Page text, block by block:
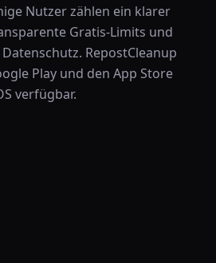
Nutzer zählen ein klarer
Gratis-Limits und
RepostCleanup
Play und den App Store
verfügbar.